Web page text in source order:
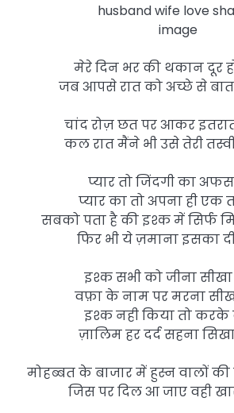
husband wife love
image
मेरे दिन भर की थकान दूर
जब आपसे रात को अच्छे से बात
चांद रोज़ छत पर आकर
कल रात मैंने भी उसे तेरी
प्यार तो जिंदगी का
प्यार का तो अपना ही एक
सबको पता है की इश्क में सिर्फ
फिर भी ये ज़माना इसका
इश्क सभी को जीना सीखा
वफ़ा के नाम पर मरना
इश्क नही किया तो करके
ज़ालिम हर दर्द सहना
मोहब्बत के बाजार में हुस्न वालों की
जिस पर दिल आ जाए वही